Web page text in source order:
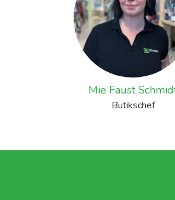
Mie Faust
Butikschef